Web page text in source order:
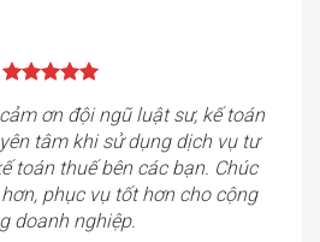
ơn đội ngũ luật sư, kế toán
tâm khi sử dụng dịch vụ tư
toán thuế bên các bạn. Chúc
phục vụ tốt hơn cho cộng
doanh nghiệp.